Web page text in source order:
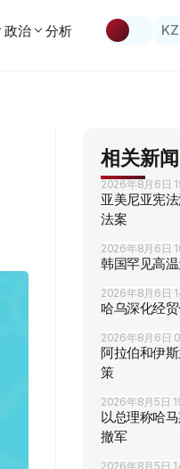
政治 分析 KZ
相关新闻
2026年8月6日
亚美尼亚宪
法案
2026年8月6日
韩国罕见高
2026年8月6日
哈乌深化经
2026年8月6日
阿拉伯和伊
策
2026年8月5日
以总理称哈
撤军
2026年8月5日